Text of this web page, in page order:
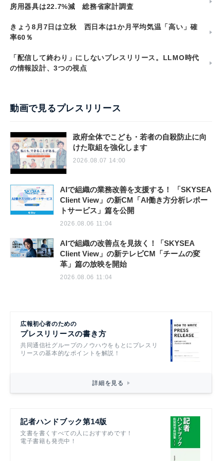
房用器具は22.7%減 総務省家計調査
きょう8月7日は立秋 西日本は1か月平均気温「高い」確
率60％
「配信して終わり」にしないプレスリリース。LLMO時代
の情報設計、3つの視点
動画で見るプレスリリース
政府全体でこども・若者の自殺防止に向
けた取組を強化します
2026.08.07 14:00
AIで組織の業務改善を支援する！ 「SKYSEA
Client View」の新CM「AI働き方分析レポー
トサービス」篇を公開
2026.08.06 11:04
AIで組織の改善点を見抜く！「SKYSEA
Client View」の新テレビCM「チームの変
革」篇の放映を開始
2026.08.06 11:04
広報初心者のための
プレスリリースの書き方
共同通信社グループのノウハウをもとにプレスリ
リースの基本的なポイントを解説！
詳細を見る
記者ハンドブック第14版
文書を書くすべての人におすすめです！
電子書籍も発売中！